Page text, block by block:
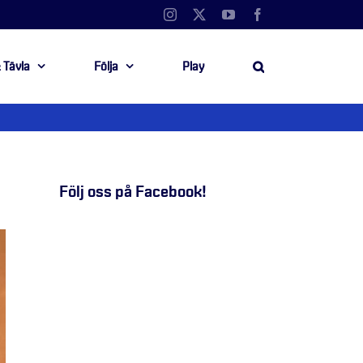
Instagram YouTube
Tävla Följa Play
Följ oss på Facebook!